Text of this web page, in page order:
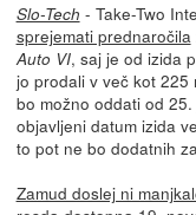
Slo-Tech - Take-Two
sprejemati prednaročila
Auto VI, saj je od izida
jo prodali v več kot 225
bo možno oddati od
objavljeni datum izida
to pot ne bo dodatnih
Zamud doslej ni